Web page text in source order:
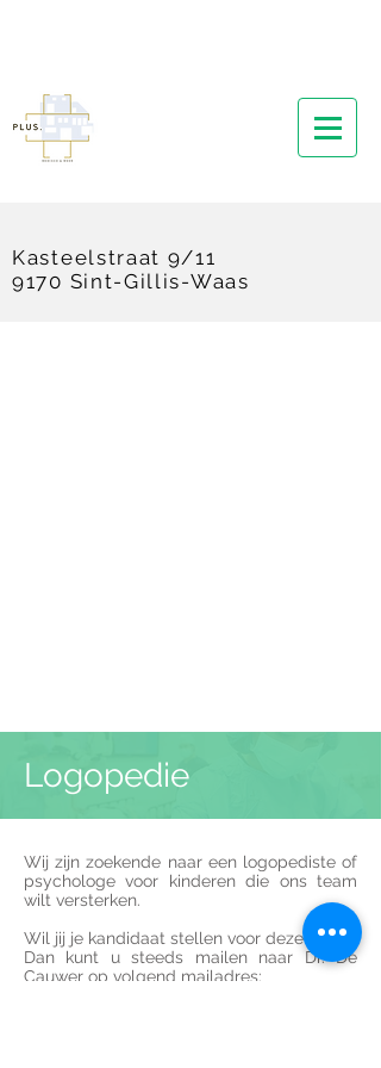
Kasteelstraat 9/11
9170 Sint-Gillis-Waas
Logopedie
Wij zijn zoekende naar een logopediste of
psychologe voor kinderen die ons team
wilt versterken.
Wil jij je kandidaat stellen voor deze job?
Dan kunt u steeds mailen naar Dr. De
Cauwer op volgend mailadres: